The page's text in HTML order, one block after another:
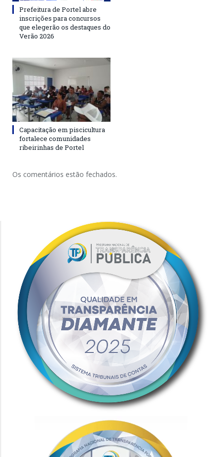
Prefeitura de Portel abre
inscrições para concursos
que elegerão os destaques do
Verão 2026
Capacitação em piscicultura
fortalece comunidades
ribeirinhas de Portel
Os comentários estão fechados.